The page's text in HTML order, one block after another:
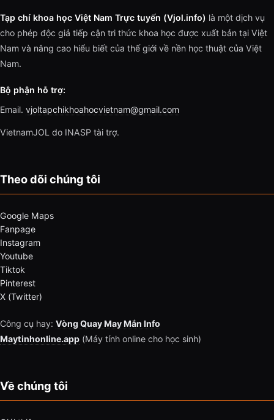
Tạp chí khoa học Việt Nam Trực tuyến (Vjol.info) là một dịch vụ
cho phép độc giả tiếp cận tri thức khoa học được xuất bản tại Việt
Nam và nâng cao hiểu biết của thế giới về nền học thuật của Việt
Nam.
Bộ phận hỗ trợ:
Email. vjoltapchikhoahocvietnam@gmail.com
VietnamJOL do INASP tài trợ.
Theo dõi chúng tôi
Google Maps
Fanpage
Instagram
Youtube
Tiktok
Pinterest
X (Twitter)
Công cụ hay: Vòng Quay May Mắn Info
Maytinhonline.app (Máy tính online cho học sinh)
Về chúng tôi